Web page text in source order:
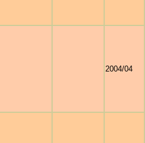
2004/04